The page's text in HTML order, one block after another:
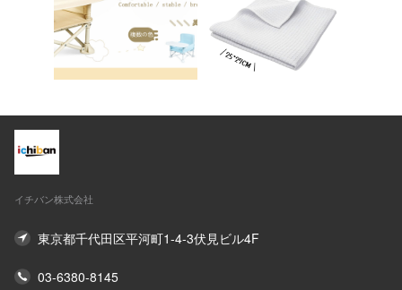
イチバン株式会社
東京都千代田区平河町1-4-3伏見ビル4F
03-6380-8145